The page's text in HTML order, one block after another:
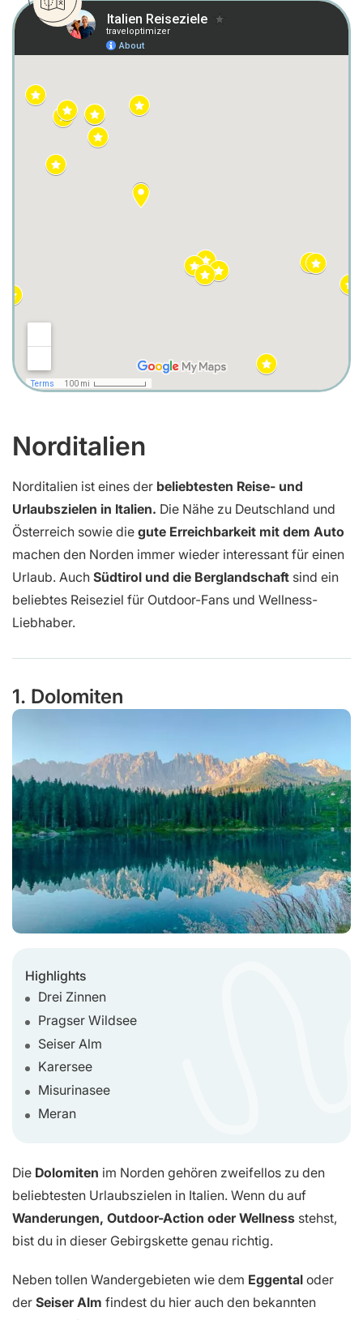
Norditalien
Norditalien ist eines der beliebtesten Reise- und
Urlaubszielen in Italien. Die Nähe zu Deutschland und
Österreich sowie die gute Erreichbarkeit mit dem Auto
machen den Norden immer wieder interessant für einen
Urlaub. Auch Südtirol und die Berglandschaft sind ein
beliebtes Reiseziel für Outdoor-Fans und Wellness-
Liebhaber.
1. Dolomiten
Highlights
Drei Zinnen
Pragser Wildsee
Seiser Alm
Karersee
Misurinasee
Meran
Die Dolomiten im Norden gehören zweifellos zu den
beliebtesten Urlaubszielen in Italien. Wenn du auf
Wanderungen, Outdoor-Action oder Wellness stehst,
bist du in dieser Gebirgskette genau richtig.
Neben tollen Wandergebieten wie dem Eggental oder
der Seiser Alm findest du hier auch den bekannten